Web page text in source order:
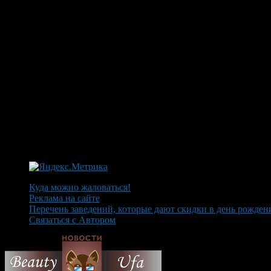
Куда можно жаловаться!
Реклама на сайте
Перечень заведений, которые дают скидки в день
Связаться с Автором